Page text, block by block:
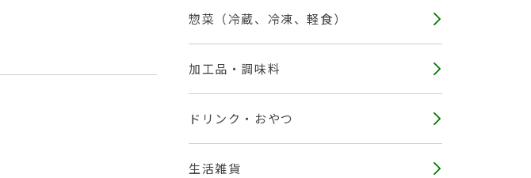
惣菜（冷蔵、冷凍、軽食）
加工品・調味料
ドリンク・おやつ
生活雑貨